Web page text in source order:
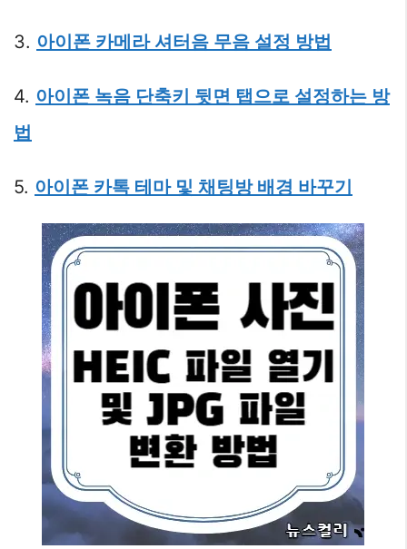
3. 아이폰 카메라 셔터음 무음 설정 방법
4. 아이폰 녹음 단축키 뒷면 탭으로 설정하는 방
법
5. 아이폰 카톡 테마 및 채팅방 배경 바꾸기